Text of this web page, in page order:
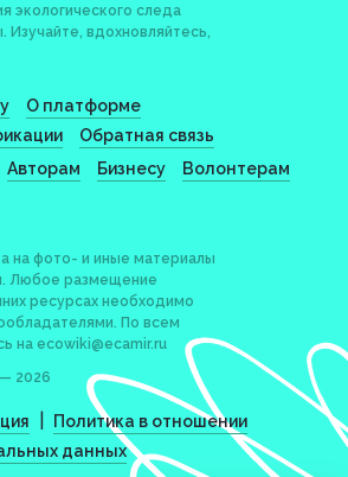
экологического следа
Изучайте, вдохновляйтесь,
О платформе
Обратная связь
Авторам Бизнесу Волонтерам
на фото- и иные материалы
Любое размещение
ресурсах необходимо
По всем
на ecowiki@ecamir.ru
2026
Политика в отношении
данных